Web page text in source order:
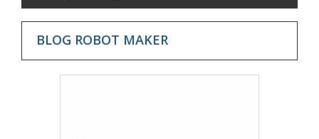
BLOG ROBOT MAKER